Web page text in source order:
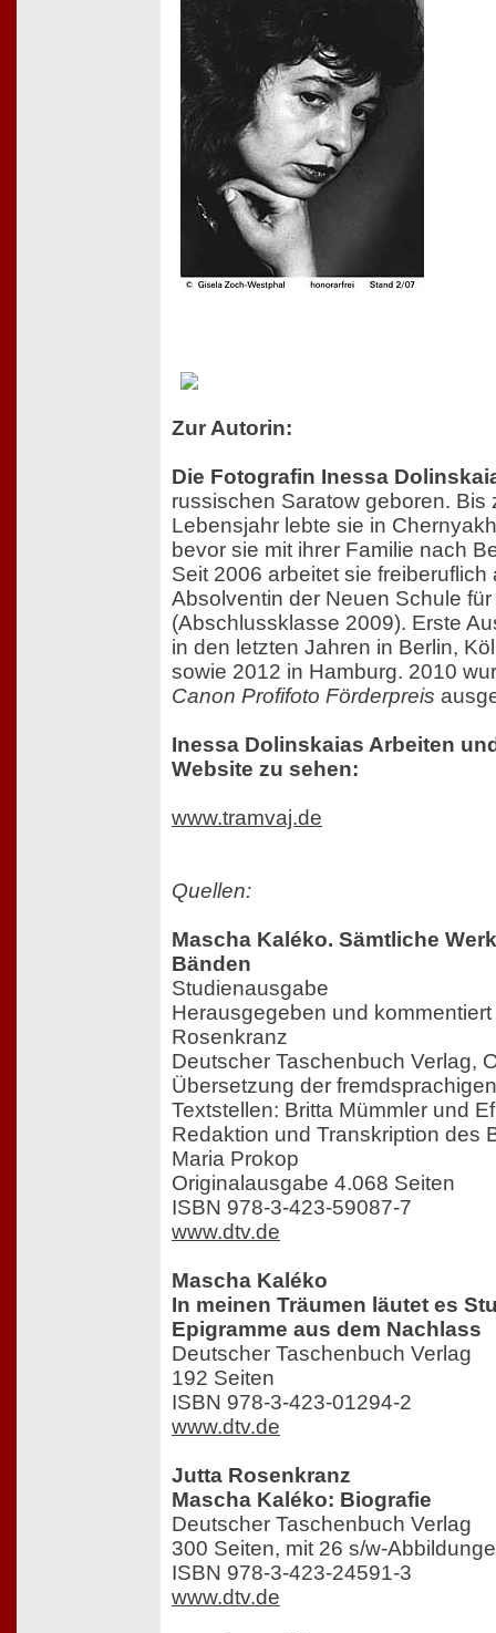
Zur Autorin:
Die Fotografin Inessa
russischen Saratow geboren. Bis
Lebensjahr lebte sie in
bevor sie mit ihrer Familie nach
Seit 2006 arbeitet sie freiberuflich
Absolventin der Neuen Schule
(Abschlussklasse 2009). Erste
in den letzten Jahren in Berlin,
sowie 2012 in Hamburg. 2010
Canon Profifoto Förderpreis
Inessa Dolinskaias Arbeiten
Website zu sehen:
www.tramvaj.de
Quellen:
Mascha Kaléko. Sämtliche
Bänden
Studienausgabe
Herausgegeben und
Rosenkranz
Deutscher Taschenbuch Verlag,
Übersetzung der
Textstellen: Britta Mümmler und
Redaktion und Transkription des
Maria Prokop
Originalausgabe 4.068 Seiten
ISBN 978-3-423-59087-7
www.dtv.de
Mascha Kaléko
In meinen Träumen läutet es
Epigramme aus dem Nachlass
Deutscher Taschenbuch Verlag
192 Seiten
ISBN 978-3-423-01294-2
www.dtv.de
Jutta Rosenkranz
Mascha Kaléko: Biografie
Deutscher Taschenbuch Verlag
300 Seiten, mit 26 s/w-
ISBN 978-3-423-24591-3
www.dtv.de